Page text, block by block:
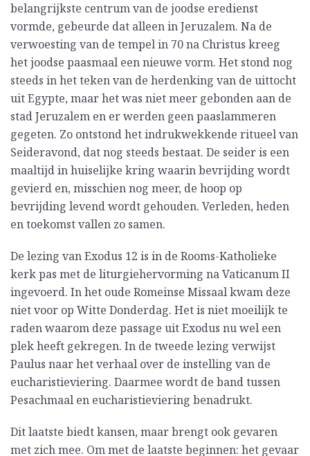
belangrijkste centrum van de joodse eredienst
vormde, gebeurde dat alleen in Jeruzalem. Na de
verwoesting van de tempel in 70 na Christus kreeg
het joodse paasmaal een nieuwe vorm. Het stond nog
steeds in het teken van de herdenking van de uittocht
uit Egypte, maar het was niet meer gebonden aan de
stad Jeruzalem en er werden geen paaslammeren
gegeten. Zo ontstond het indrukwekkende ritueel van
Seideravond, dat nog steeds bestaat. De seider is een
maaltijd in huiselijke kring waarin bevrijding wordt
gevierd en, misschien nog meer, de hoop op
bevrijding levend wordt gehouden. Verleden, heden
en toekomst vallen zo samen.
De lezing van Exodus 12 is in de Rooms-Katholieke
kerk pas met de liturgiehervorming na Vaticanum II
ingevoerd. In het oude Romeinse Missaal kwam deze
niet voor op Witte Donderdag. Het is niet moeilijk te
raden waarom deze passage uit Exodus nu wel een
plek heeft gekregen. In de tweede lezing verwijst
Paulus naar het verhaal over de instelling van de
eucharistieviering. Daarmee wordt de band tussen
Pesachmaal en eucharistieviering benadrukt.
Dit laatste biedt kansen, maar brengt ook gevaren
met zich mee. Om met de laatste beginnen: het gevaar